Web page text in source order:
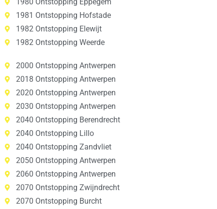
1981 Ontstopping Hofstade
1982 Ontstopping Elewijt
1982 Ontstopping Weerde
2000 Ontstopping Antwerpen
2018 Ontstopping Antwerpen
2020 Ontstopping Antwerpen
2030 Ontstopping Antwerpen
2040 Ontstopping Berendrecht
2040 Ontstopping Lillo
2040 Ontstopping Zandvliet
2050 Ontstopping Antwerpen
2060 Ontstopping Antwerpen
2070 Ontstopping Zwijndrecht
2070 Ontstopping Burcht